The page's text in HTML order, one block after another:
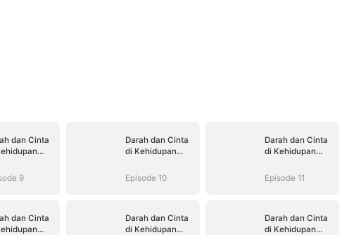
dan Cinta
9
Darah dan Cinta
di Kehidupan
Episode 10
Darah dan Cinta
di Kehidupan
Episode 11
dan Cinta
Darah dan Cinta
di Kehidupan
Darah dan Cinta
di Kehidupan